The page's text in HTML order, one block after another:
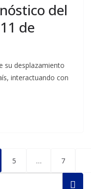
del
de
su desplazamiento
interactuando con
5 … 7